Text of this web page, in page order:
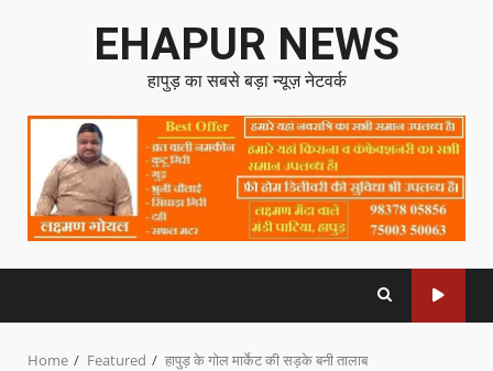
EHAPUR NEWS
हापुड़ का सबसे बड़ा न्यूज़ नेटवर्क
Home Featured हापुड़ के गोल मार्केट की सड़के बनी तालाब